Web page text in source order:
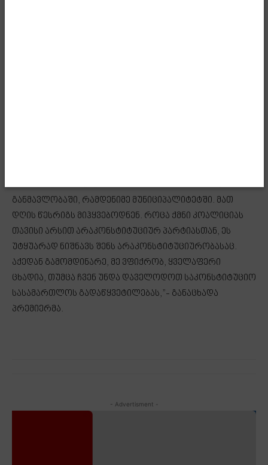
შექმნილი კოალიცია “ნაცმოძრაობასთან” 4 წლის
განმავლობაში, რამდენიმე მუნიციპალიტეტში. მათ
დღის წესრიგს მიჰყვებოდნენ. როცა ქმნი კოალიციას
თავისი არსით არაკონსტიტუციურ პარტიასთან, ეს
უტყუარად ნიშნავს შენს არაკონსტიტუციურობასაც.
აქედან გამომდინარე, მე ვფიქრობ, ყველაფერი
ცხადია, თუმცა ჩვენ უნდა დაველოდოთ საკონსტიტუციო
სასამართლოს გადაწყვეტილებას,”- განაცხადა
პრემიერმა.
- Advertisment -